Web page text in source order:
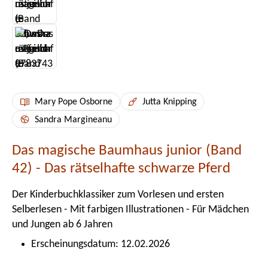
Mary Pope Osborne
Jutta Knipping
Sandra Margineanu
Das magische Baumhaus junior (Band
42) - Das rätselhafte schwarze Pferd
Der Kinderbuchklassiker zum Vorlesen und ersten
Selberlesen - Mit farbigen Illustrationen - Für Mädchen
und Jungen ab 6 Jahren
Erscheinungsdatum: 12.02.2026